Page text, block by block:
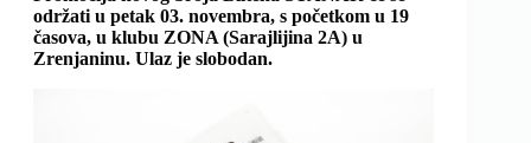
održati u petak 03. novembra, s početkom u 19
časova, u klubu ZONA (Sarajlijina 2A) u
Zrenjaninu. Ulaz je slobodan.